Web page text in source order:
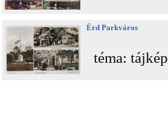
Érd Parkváros
téma: tájkép